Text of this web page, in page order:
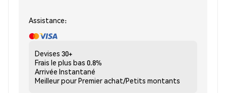
Assistance:
Devises 30+
Frais le plus bas 0.8%
Arrivée Instantané
Meilleur pourPremier achat/Petits montants